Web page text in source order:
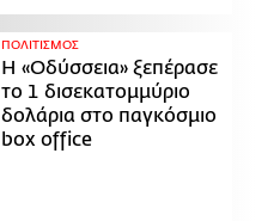
ΠΟΛΙΤΙΣΜΟΣ
Η «Οδύσσεια» ξεπέρασε
το 1 δισεκατομμύριο
δολάρια στο παγκόσμιο
box office